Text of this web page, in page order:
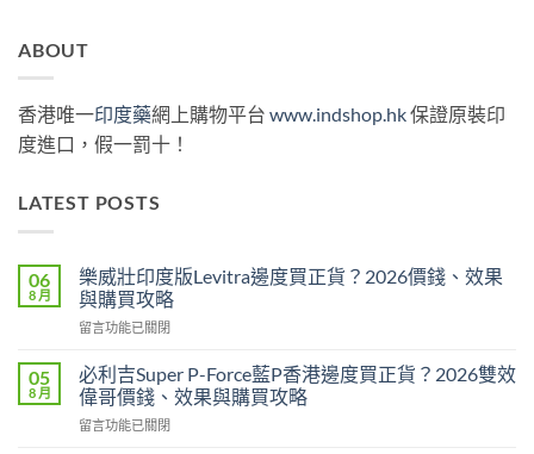
ABOUT
香港唯一印度藥網上購物平台 www.indshop.hk保證原裝印
度進口，假一罰十！
LATEST POSTS
06
8 月
樂威壯印度版Levitra邊度買正貨？2026價錢、效果
與購買攻略
在
威
壯
印
度
留言功能已關閉
05
8 月
必利吉Super P-Force藍P香港邊度買正貨？2026雙效
偉哥價錢、效果與購買攻略
在
留言功能已關閉